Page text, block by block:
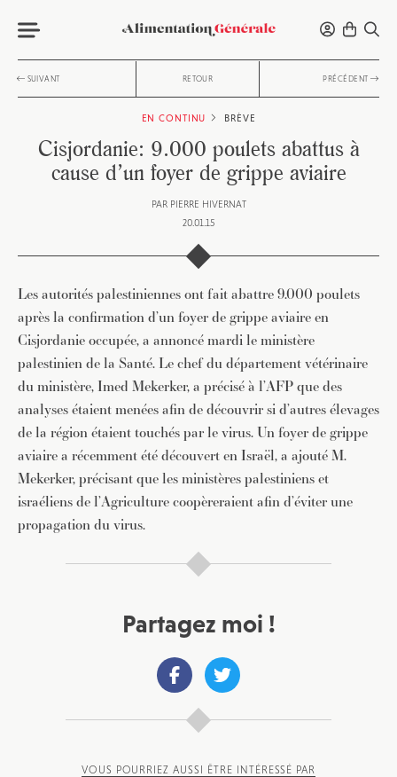
SUIVANT RETOUR PRÉCÉDENT
EN CONTINU BRÈVE
Cisjordanie: 9.000 poulets abattus à
cause d’un foyer de grippe aviaire
PAR PIERRE HIVERNAT
20.01.15
Les autorités palestiniennes ont fait abattre 9.000 poulets
après la confirmation d’un foyer de grippe aviaire en
Cisjordanie occupée, a annoncé mardi le ministère
palestinien de la Santé. Le chef du département vétérinaire
du ministère, Imed Mekerker, a précisé à l’AFP que des
analyses étaient menées afin de découvrir si d’autres élevages
de la région étaient touchés par le virus. Un foyer de grippe
aviaire a récemment été découvert en Israël, a ajouté M.
Mekerker, précisant que les ministères palestiniens et
israéliens de l’Agriculture coopèreraient afin d’éviter une
propagation du virus.
Partagez moi !
VOUS POURRIEZ AUSSI ÊTRE INTÉRESSÉ PAR